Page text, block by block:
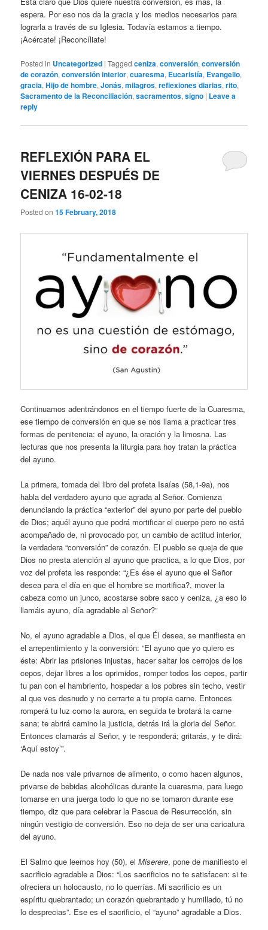
espera. Por eso nos da la gracia y los medios necesarios para
lograrla a través de su Iglesia. Todavía estamos a tiempo.
¡Acércate! ¡Reconcíliate!
Posted in Uncategorized |Tagged ceniza,conversión,conversión
de corazón,conversión interior,cuaresma, Eucaristía, Evangelio,
gracia,Hijo de hombre,Jonás,milagros,reflexiones diarias,rito,
Sacramento de la Reconciliación,sacramentos,signo | Leave a
reply
REFLEXIÓN PARA EL
VIERNES DESPUÉS DE
CENIZA 16-02-18
Posted on15 February, 2018
Continuamos adentrándonos en el tiempo fuerte de la Cuaresma,
ese tiempo de conversión en que se nos llama a practicar tres
formas de penitencia: el ayuno, la oración y la limosna. Las
lecturas que nos presenta la liturgia para hoy tratan la práctica
del ayuno.
La primera, tomada del libro del profeta Isaías (58,1-9a), nos
habla del verdadero ayuno que agrada al Señor. Comienza
denunciando la práctica “exterior” del ayuno por parte del pueblo
de Dios; aquél ayuno que podrá mortificar el cuerpo pero no está
acompañado de, ni provocado por, un cambio de actitud interior,
la verdadera “conversión” de corazón. El pueblo se queja de que
Dios no presta atención al ayuno que practica, a lo que Dios, por
voz del profeta les responde: “¿Es ése el ayuno que el Señor
desea para el día en que el hombre se mortifica?, mover la
cabeza como un junco, acostarse sobre saco y ceniza, ¿a eso lo
llamáis ayuno, día agradable al Señor?”
No, el ayuno agradable a Dios, el que Él desea, se manifiesta en
el arrepentimiento y la conversión: “El ayuno que yo quiero es
éste: Abrir las prisiones injustas, hacer saltar los cerrojos de los
cepos, dejar libres a los oprimidos, romper todos los cepos, partir
tu pan con el hambriento, hospedar a los pobres sin techo, vestir
al que ves desnudo y no cerrarte a tu propia carne. Entonces
romperá tu luz como la aurora, en seguida te brotará la carne
sana; te abrirá camino la justicia, detrás irá la gloria del Señor.
Entonces clamarás al Señor, y te responderá; gritarás, y te dirá:
‘Aquí estoy’”.
De nada nos vale privarnos de alimento, o como hacen algunos,
privarse de bebidas alcohólicas durante la cuaresma, para luego
tomarse en una juerga todo lo que no se tomaron durante ese
tiempo, diz que para celebrar la Pascua de Resurrección, sin
ningún vestigio de conversión. Eso no deja de ser una caricatura
del ayuno.
El Salmo que leemos hoy (50), elMiserere, pone de manifiesto el
sacrificio agradable a Dios: “Los sacrificios no te satisfacen: si te
ofreciera un holocausto, no lo querrías. Mi sacrificio es un
espíritu quebrantado; un corazón quebrantado y humillado, tú no
lo desprecias”. Ese es el sacrificio, el “ayuno” agradable a Dios.